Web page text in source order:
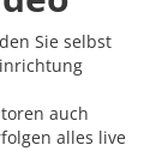
Sie selbst
auch
alles live